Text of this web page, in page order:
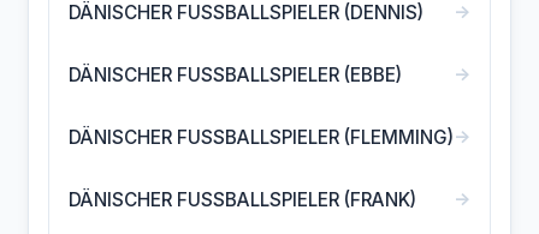
DÄNISCHER FUSSBALLSPIELER (DENNIS) →
DÄNISCHER FUSSBALLSPIELER (EBBE) →
DÄNISCHER FUSSBALLSPIELER (FLEMMING)→
DÄNISCHER FUSSBALLSPIELER (FRANK) →